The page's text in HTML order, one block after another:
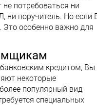
потребоваться ни
ни поручитель. Но если
Это особенно важно для
кредитом, Вы
некоторые
популярный вид
специальных